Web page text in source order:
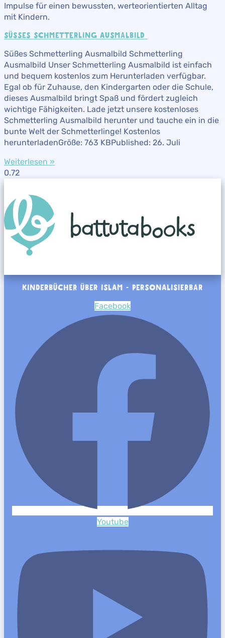
Impulse für einen bewussten, werteorientierten Alltag
mit Kindern.
SÜSSES SCHMETTERLING AUSMALBILD ​
Süßes Schmetterling Ausmalbild ​Schmetterling
Ausmalbild Unser Schmetterling Ausmalbild ist einfach
und bequem kostenlos zum Herunterladen verfügbar.
Egal ob für Zuhause, den Kindergarten oder die Schule,
dieses Ausmalbild bringt Spaß und fördert zugleich
wichtige Fähigkeiten. Lade jetzt unsere kostenloses
Schmetterling Ausmalbild herunter und tauche ein in die
bunte Welt der Schmetterlinge! Kostenlos
herunterladenGröße: 763 KBPublished: 26. Juli
Weiterlesen »
KINDERBÜCHER ÜBER ISLAM - PERSONALISIERBAR
Facebook
Youtube